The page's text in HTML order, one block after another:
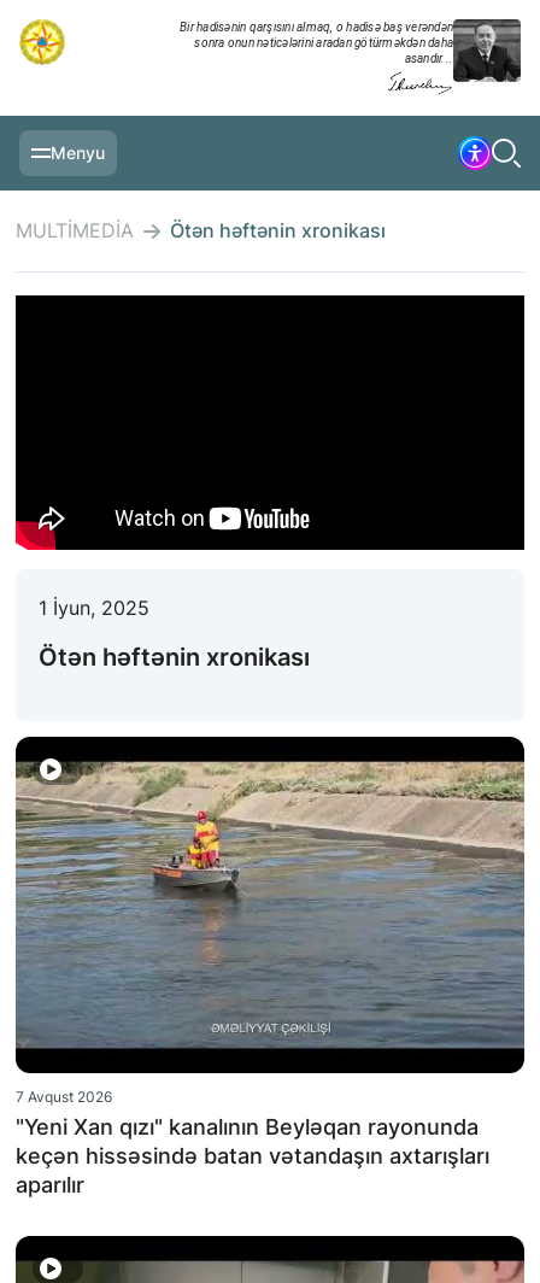
Bir hadisənin qarşısını almaq, o hadisə baş verəndən
sonra onun nəticələrini aradan götürməkdən daha
asandır...
Menyu
NAZIRLIK
QANUNVERICILIK
ƏLAQƏ
STATISTIKA
E-Xidmət
MULTİMEDİA Ötən həftənin xronikası
1 İyun, 2025
Ötən həftənin xronikası
7 Avqust 2026
"Yeni Xan qızı" kanalının Beyləqan rayonunda
keçən hissəsində batan vətandaşın axtarışları
aparılır